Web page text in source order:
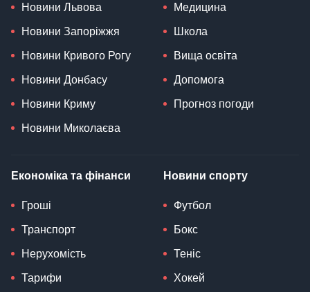
Новини Львова
Новини Запоріжжя
Новини Кривого Рогу
Новини Донбасу
Новини Криму
Новини Миколаєва
Медицина
Школа
Вища освіта
Допомога
Прогноз погоди
Економіка та фінанси
Гроші
Транспорт
Нерухомість
Тарифи
Новини спорту
Футбол
Бокс
Теніс
Хокей